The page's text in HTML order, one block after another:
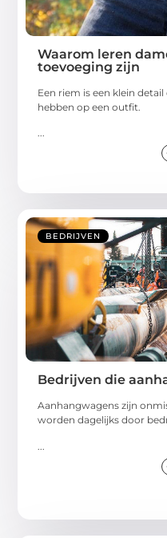
Waarom leren
toevoeging zijn
Een riem is een klein
hebben op een outfit.
...
BEDRIJVEN
Bedrijven die
Aanhangwagens zijn
worden dagelijks door